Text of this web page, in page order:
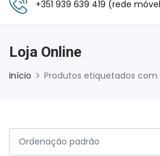
+351 939 639 419 (rede
Loja Online
Início Produtos etiquetados com